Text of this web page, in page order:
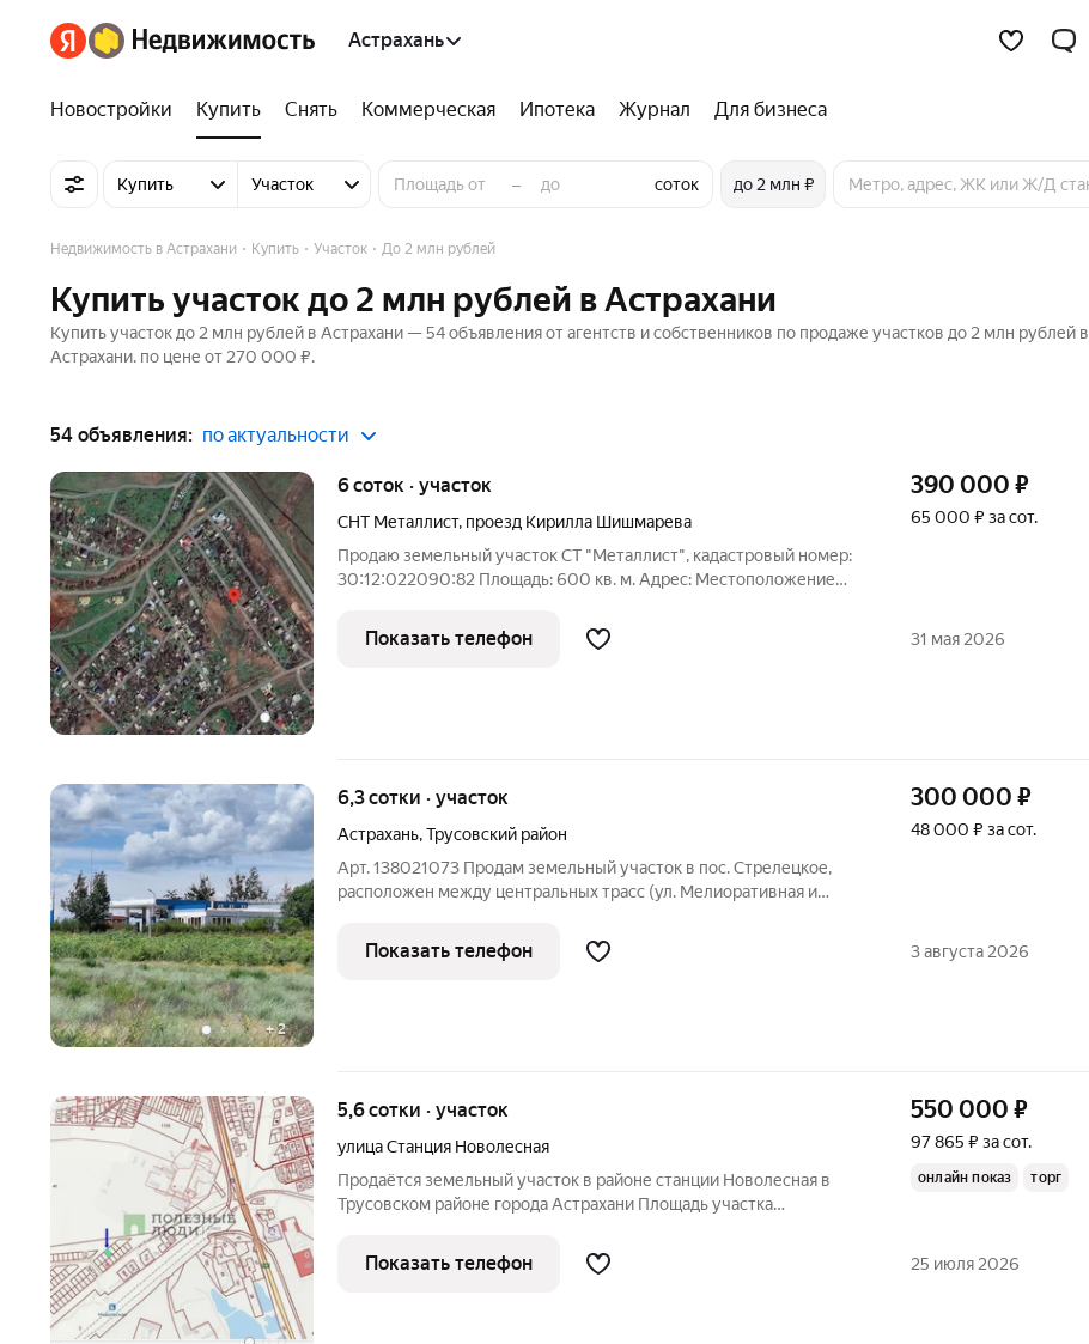
Астрахань
Новостройки Купить Снять Коммерческая Ипотека Журнал Для бизнеса
Купить Участок – соток до 2 млн ₽
Недвижимость в Астрахани Купить Участок До 2 млн рублей
Купить участок до 2 млн рублей в Астрахани
Купить участок до 2 млн рублей в Астрахани — 54 объявления от агентств и собственников по продаже участков до 2 млн рублей в
Астрахани. по цене от 270 000 ₽.
54 объявления: по актуальности
6 соток · участок
СНТ Металлист, проезд Кирилла Шишмарева
Продаю земельный участок СТ "Металлист", кадастровый номер:
30:12:022090:82 Площадь: 600 кв. м. Адрес: Местоположение
границах участка. Почтовый адрес ориентира: обл. Астраханская, г.
Астрахань,
390 000 ₽
65 000 ₽ за сот.
Показать телефон 31 мая 2026
+2
6,3 сотки · участок
Астрахань,Трусовский район
Арт. 138021073 Продам земельный участок в пос. Стрелецкое,
расположен между центральных трасс (ул. Мелиоративная и
правильной формы, под строительство жилого дома, в
собственности, отмежеван,
300 000 ₽
48 000 ₽ за сот.
Показать телефон 3 августа 2026
5,6 сотки · участок
улица Станция Новолесная
Продаётся земельный участок в районе станции Новолесная в
Трусовском районе города Астрахани Площадь участка
позволит легко спланировать застройку Удобные подъездные
пути обеспечивают хороший
550 000 ₽
97 865 ₽ за сот.
онлайн показ торг
Показать телефон 25 июля 2026